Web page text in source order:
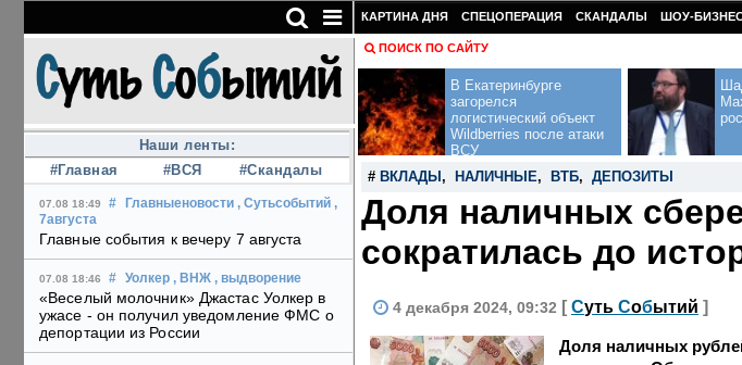
Наши ленты:
#Главная
#ВСЯ #Скандалы
07.08 18:49 # Главныеновости , Сутьсобытий ,
7августа
Главные события к вечеру 7 августа
07.08 18:46 # Уолкер , ВНЖ , выдворение
«Веселый молочник» Джастас Уолкер в
ужасе - он получил уведомление ФМС о
депортации из России
КАРТИНА ДНЯ СПЕЦОПЕРАЦИЯ СКАНДАЛЫ ШОУ-
ПОИСК ПО САЙТУ
В Екатеринбурге
загорелся
логистический объект
Wildberries после атаки
ВСУ
# ВКЛАДЫ , НАЛИЧНЫЕ, ВТБ, ДЕПОЗИТЫ
Доля наличных
сократилась до
4 декабря 2024, 09:32 [ Суть Событий ]
Доля наличных